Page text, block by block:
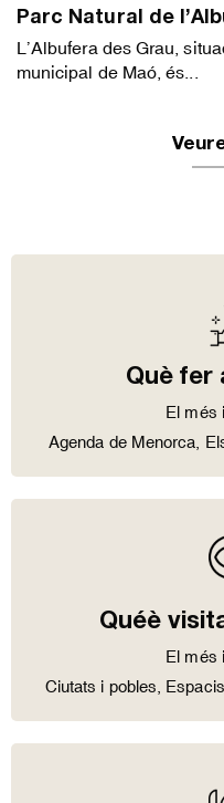
Parc Natural de
L’Albufera des Grau,
municipal de Maó, és...
Què fer
El més
Agenda de Menorca
Quéè
El més
Ciutats i pobles